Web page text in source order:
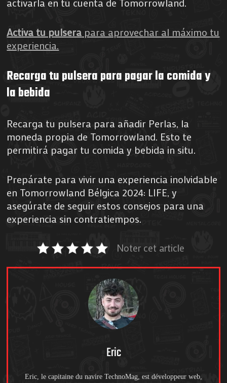
Activa tu pulsera para aprovechar al máximo tu
experiencia.
Recarga tu pulsera para pagar la comida y
la bebida
Recarga tu pulsera para añadir Perlas, la
moneda propia de Tomorrowland. Esto te
permitirá pagar tu comida y bebida in situ.
Prepárate para vivir una experiencia inolvidable
en Tomorrowland Bélgica 2024: LIFE, y
asegúrate de seguir estos consejos para una
experiencia sin contratiempos.
Noter cet article
Eric
Eric, le capitaine du navire TechnoMag, est développeur web,